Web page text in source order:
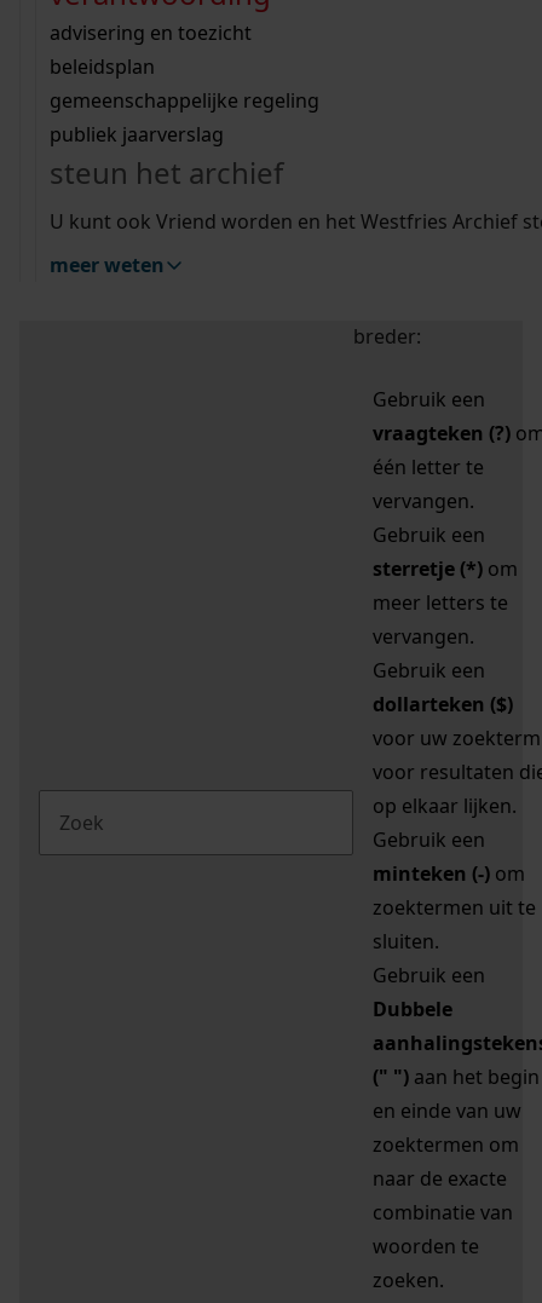
bouwvergunningen
omgevingsvergunningen
vergunningen
beeld en geluid
uitleg nodig?
Wij helpen u op weg met een aantal zoektips.
bekijk alle zoektips
Wij helpen u op weg met een aantal zoektips.
bekijk alle zoektips
bekijk ons geschiedenislokaal
advisering en toezicht
beleidsplan
gemeenschappelijke regeling
publiek jaarverslag
steun het archief
U kunt ook Vriend worden en het Westfries Archief
meer weten
zoektips
Mijn Studiezaal (inloggen)
uw zoekopdracht te
breder:
Gebruik een
vraagteken (?)
één letter te
vervangen.
Gebruik een
sterretje (*) om
meer letters te
vervangen.
Gebruik een
dollarteken ($)
voor uw zoekterm
voor resultaten
op elkaar lijken.
Gebruik een
minteken (-) om
zoektermen uit te
sluiten.
Gebruik een
Dubbele
(" ") aan het begin
en einde van uw
zoektermen om
naar de exacte
combinatie van
woorden te
zoeken.